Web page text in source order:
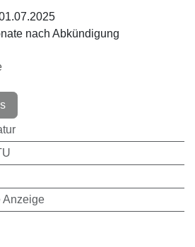
nach Abkündigung
Anzeige